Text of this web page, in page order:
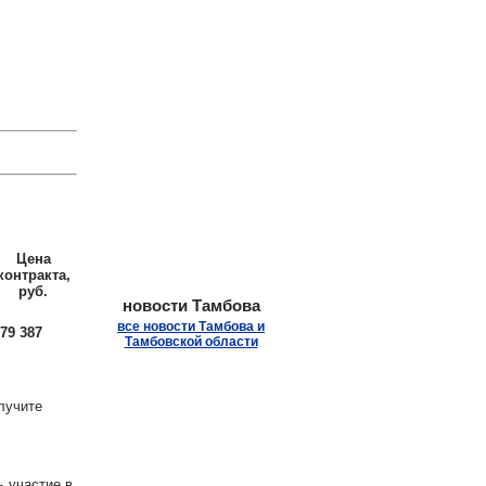
Цена
руб.
387
новости Тамбова
все новости Тамбова и
Тамбовской области